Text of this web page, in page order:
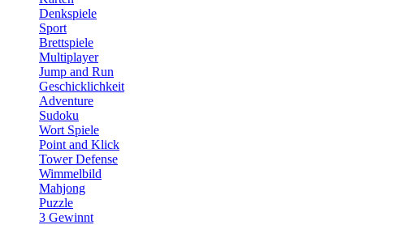
Denkspiele
Sport
Brettspiele
Multiplayer
Jump and Run
Geschicklichkeit
Adventure
Sudoku
Wort Spiele
Point and Klick
Tower Defense
Wimmelbild
Mahjong
Puzzle
3 Gewinnt